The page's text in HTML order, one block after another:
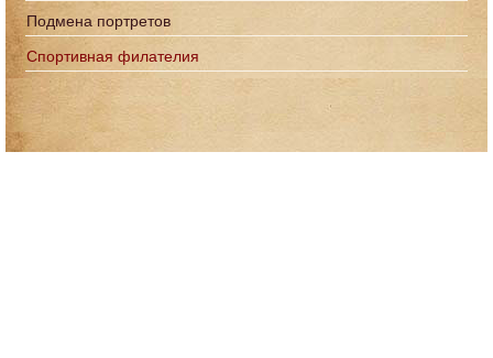
Подмена портретов
Спортивная филателия